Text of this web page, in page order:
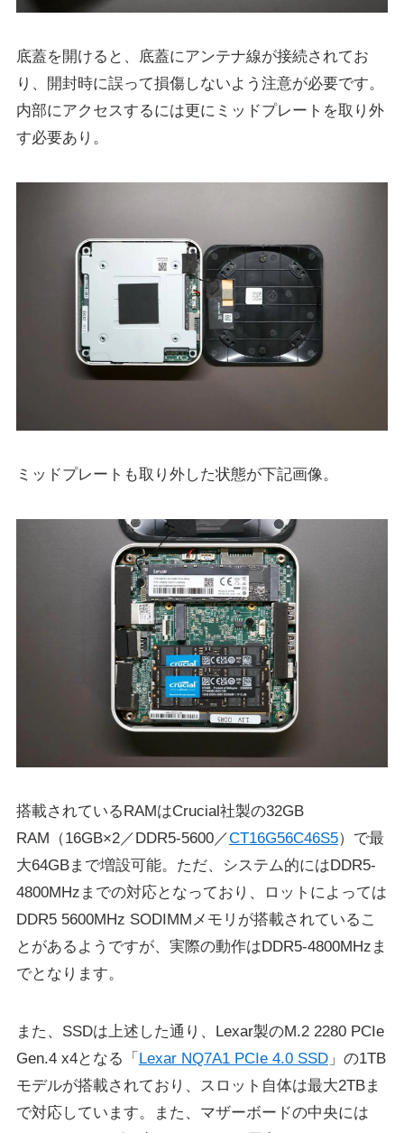
底蓋を開けると、底蓋にアンテナ線が接続されてお
り、開封時に誤って損傷しないよう注意が必要です。
内部にアクセスするには更にミッドプレートを取り外
す必要あり。
ミッドプレートも取り外した状態が下記画像。
搭載されているRAMはCrucial社製の32GB
RAM（16GB×2／DDR5-5600／CT16G56C46S5）で最
大64GBまで増設可能。ただ、システム的にはDDR5-
4800MHzまでの対応となっており、ロットによっては
DDR5 5600MHz SODIMMメモリが搭載されているこ
とがあるようですが、実際の動作はDDR5-4800MHzま
でとなります。
また、SSDは上述した通り、Lexar製のM.2 2280 PCIe
Gen.4 x4となる「 Lexar NQ7A1 PCIe 4.0 SSD」の1TB
モデルが搭載されており、スロット自体は最大2TBま
で対応しています。また、マザーボードの中央には